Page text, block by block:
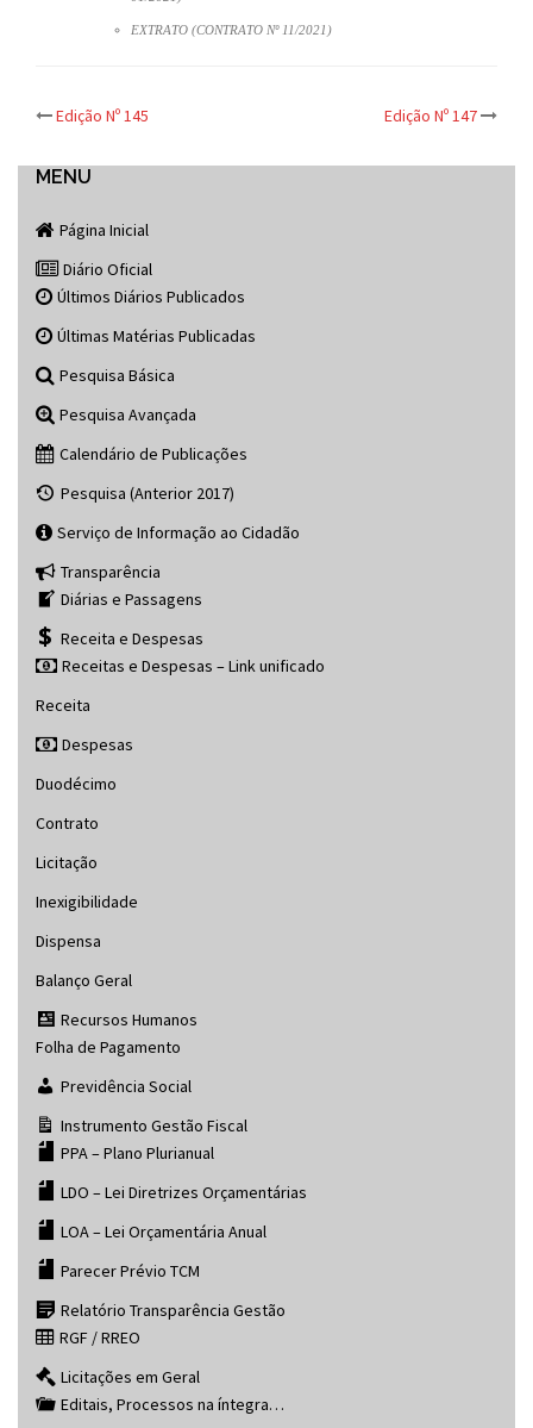
EXTRATO (CONTRATO Nº 11/2021)
Post
navigation
Edição Nº 145 Edição Nº 147
MENU
Página Inicial
Diário Oficial
Últimos Diários Publicados
Últimas Matérias Publicadas
Pesquisa Básica
Pesquisa Avançada
Calendário de Publicações
Pesquisa (Anterior 2017)
Serviço de Informação ao Cidadão
Transparência
Diárias e Passagens
Receita e Despesas
Receitas e Despesas – Link unificado
Receita
Despesas
Duodécimo
Contrato
Licitação
Inexigibilidade
Dispensa
Balanço Geral
Recursos Humanos
Folha de Pagamento
Previdência Social
Instrumento Gestão Fiscal
PPA – Plano Plurianual
LDO – Lei Diretrizes Orçamentárias
LOA – Lei Orçamentária Anual
Parecer Prévio TCM
Relatório Transparência Gestão
RGF / RREO
Licitações em Geral
Editais, Processos na íntegra…